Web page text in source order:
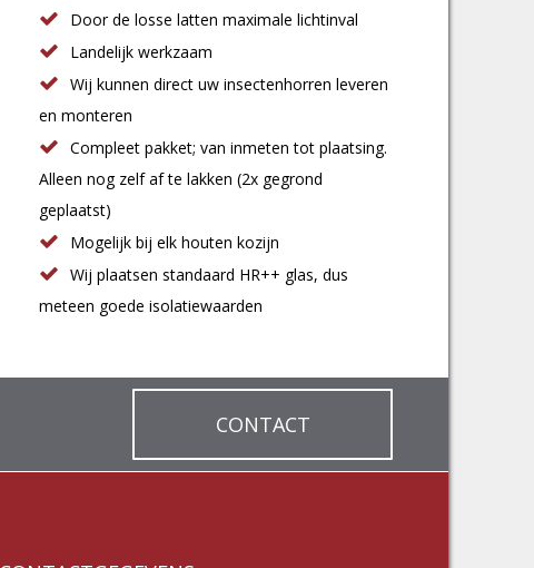
Door de losse latten maximale lichtinval
Landelijk werkzaam
Wij kunnen direct uw insectenhorren leveren
en monteren
Compleet pakket; van inmeten tot plaatsing.
Alleen nog zelf af te lakken (2x gegrond
geplaatst)
Mogelijk bij elk houten kozijn
Wij plaatsen standaard HR++ glas, dus
meteen goede isolatiewaarden
CONTACT